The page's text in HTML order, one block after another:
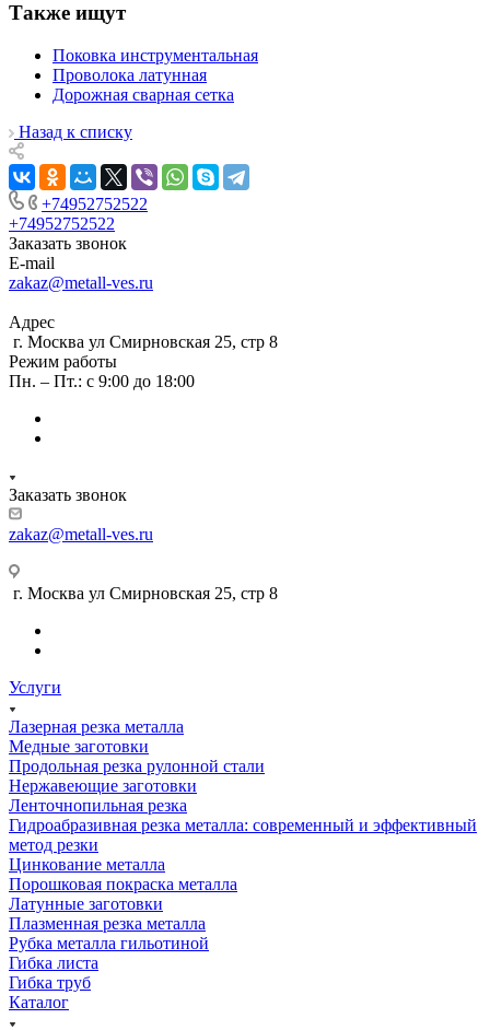
Также ищут
Поковка инструментальная
Проволока латунная
Дорожная сварная сетка
Назад к списку
+74952752522
+74952752522
Заказать звонок
E-mail
zakaz@metall-ves.ru
Адрес
г. Москва ул Смирновская 25, стр 8
Режим работы
Пн. – Пт.: с 9:00 до 18:00
Заказать звонок
zakaz@metall-ves.ru
г. Москва ул Смирновская 25, стр 8
Услуги
Лазерная резка металла
Медные заготовки
Продольная резка рулонной стали
Нержавеющие заготовки
Ленточнопильная резка
Гидроабразивная резка металла: современный и эффективный
метод резки
Цинкование металла
Порошковая покраска металла
Латунные заготовки
Плазменная резка металла
Рубка металла гильотиной
Гибка листа
Гибка труб
Каталог